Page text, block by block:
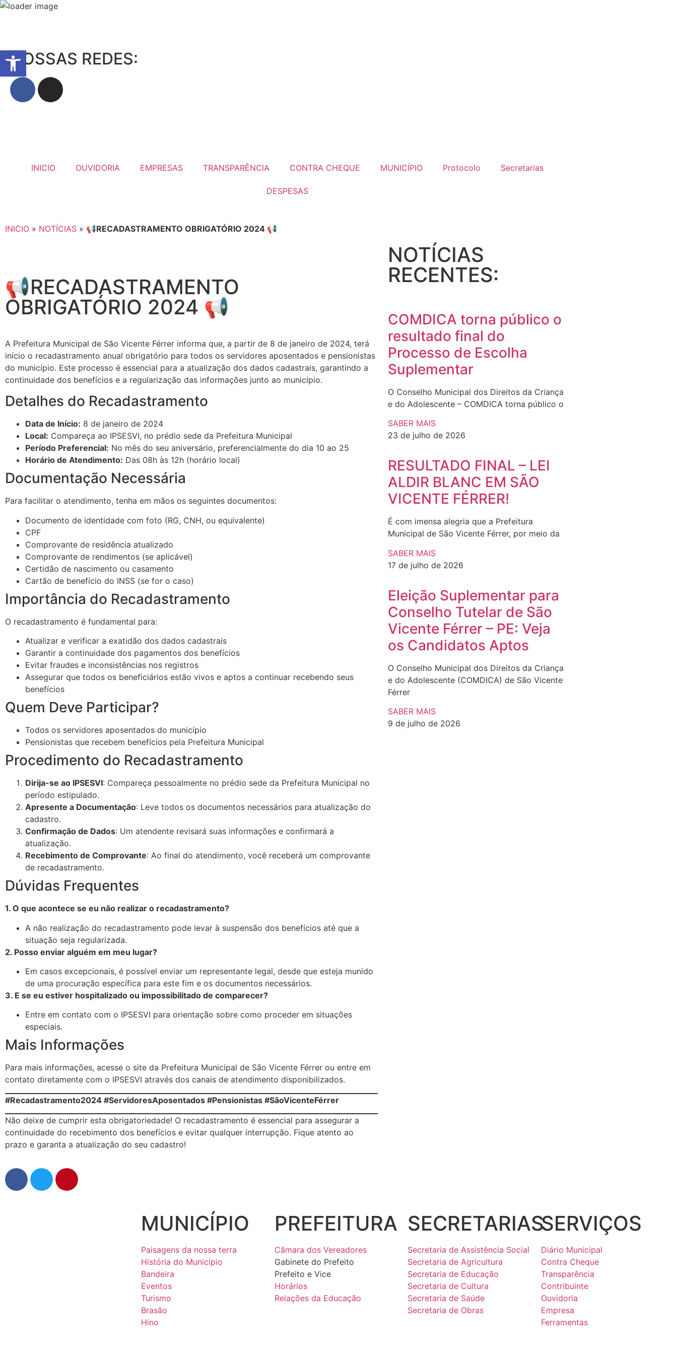
NOSSAS REDES:
INICIO OUVIDORIA EMPRESAS TRANSPARÊNCIA CONTRA CHEQUE MUNICÍPIO Protocolo Secretarias
DESPESAS
INICIO » NOTÍCIAS » 📢RECADASTRAMENTO OBRIGATÓRIO 2024 📢
📢RECADASTRAMENTO
OBRIGATÓRIO 2024 📢
A Prefeitura Municipal de São Vicente Férrer informa que, a partir de 8 de janeiro de 2024, terá
início o recadastramento anual obrigatório para todos os servidores aposentados e pensionistas
do município. Este processo é essencial para a atualização dos dados cadastrais, garantindo a
continuidade dos benefícios e a regularização das informações junto ao município.
Detalhes do Recadastramento
Data de Início: 8 de janeiro de 2024
Local: Compareça ao IPSESVI, no prédio sede da Prefeitura Municipal
Período Preferencial: No mês do seu aniversário, preferencialmente do dia 10 ao 25
Horário de Atendimento: Das 08h às 12h (horário local)
Documentação Necessária
Para facilitar o atendimento, tenha em mãos os seguintes documentos:
Documento de identidade com foto (RG, CNH, ou equivalente)
CPF
Comprovante de residência atualizado
Comprovante de rendimentos (se aplicável)
Certidão de nascimento ou casamento
Cartão de benefício do INSS (se for o caso)
Importância do Recadastramento
O recadastramento é fundamental para:
Atualizar e verificar a exatidão dos dados cadastrais
Garantir a continuidade dos pagamentos dos benefícios
Evitar fraudes e inconsistências nos registros
Assegurar que todos os beneficiários estão vivos e aptos a continuar recebendo seus
benefícios
Quem Deve Participar?
Todos os servidores aposentados do município
Pensionistas que recebem benefícios pela Prefeitura Municipal
Procedimento do Recadastramento
Dirija-se ao IPSESVI: Compareça pessoalmente no prédio sede da Prefeitura Municipal no
período estipulado.
Apresente a Documentação: Leve todos os documentos necessários para atualização do
cadastro.
Confirmação de Dados: Um atendente revisará suas informações e confirmará a
atualização.
Recebimento de Comprovante: Ao final do atendimento, você receberá um comprovante
de recadastramento.
Dúvidas Frequentes
1. O que acontece se eu não realizar o recadastramento?
A não realização do recadastramento pode levar à suspensão dos benefícios até que a
situação seja regularizada.
2. Posso enviar alguém em meu lugar?
Em casos excepcionais, é possível enviar um representante legal, desde que esteja munido
de uma procuração específica para este fim e os documentos necessários.
3. E se eu estiver hospitalizado ou impossibilitado de comparecer?
Entre em contato com o IPSESVI para orientação sobre como proceder em situações
especiais.
Mais Informações
Para mais informações, acesse o site da Prefeitura Municipal de São Vicente Férrer ou entre em
contato diretamente com o IPSESVI através dos canais de atendimento disponibilizados.
#Recadastramento2024 #ServidoresAposentados #Pensionistas #SãoVicenteFérrer
Não deixe de cumprir esta obrigatoriedade! O recadastramento é essencial para assegurar a
continuidade do recebimento dos benefícios e evitar qualquer interrupção. Fique atento ao
prazo e garanta a atualização do seu cadastro!
NOTÍCIAS
RECENTES:
COMDICA torna público o
resultado final do
Processo de Escolha
Suplementar
O Conselho Municipal dos Direitos da Criança
e do Adolescente – COMDICA torna público o
SABER MAIS
23 de julho de 2026
RESULTADO FINAL – LEI
ALDIR BLANC EM SÃO
VICENTE FÉRRER!
É com imensa alegria que a Prefeitura
Municipal de São Vicente Férrer, por meio da
SABER MAIS
17 de julho de 2026
Eleição Suplementar para
Conselho Tutelar de São
Vicente Férrer – PE: Veja
os Candidatos Aptos
O Conselho Municipal dos Direitos da Criança
e do Adolescente (COMDICA) de São Vicente
Férrer
SABER MAIS
9 de julho de 2026
MUNICÍPIO
Paisagens da nossa terra
História do Município
Bandeira
Eventos
Turismo
Brasão
Hino
PREFEITURA
Câmara dos Vereadores
Gabinete do Prefeito
Prefeito e Vice
Horários
Relações da Educação
SECRETARIAS
Secretaria de Assistência Social
Secretaria de Agricultura
Secretaria de Educação
Secretaria de Cultura
Secretaria de Saúde
Secretaria de Obras
SERVIÇOS
Diário Municipal
Contra Cheque
Transparência
Contribuinte
Ouvidoria
Empresa
Ferramentas
Abrir a barra de ferramentas